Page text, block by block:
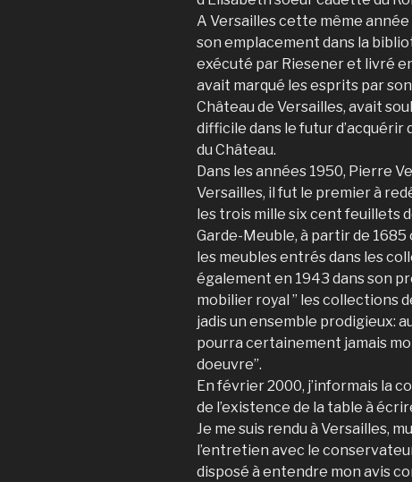
A Versailles cette même
son emplacement dans la
exécuté par Riesener et livré
avait marqué les esprits par
Château de Versailles, avait
difficile dans le futur
du Château.
Dans les années 1950, Pierre
Versailles, il fut le premier à
les trois mille six cent feuillets
Garde-Meuble, à partir de
les meubles entrés dans les
également en 1943 dans son
mobilier royal ” les collections
jadis un ensemble prodigieux:
pourra certainement jamais
doeuvre”.
En février 2000, j’informais la
de l’existence de la table à
Je me suis rendu à Versailles,
l’entretien avec le
disposé à entendre mon avis